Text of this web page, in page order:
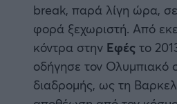
Ίντερ
Μπάγερν Μονάχου
Παρί Σεν Ζερμέν
break, παρά λίγη ώρα,
φορά ξεχωριστή. Από
κόντρα στην Εφές το
οδήγησε τον Ολυμπιακό
διαδρομής, ως τη